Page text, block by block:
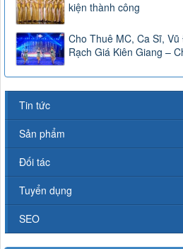
kiện thành công
Cho Thuê MC, Ca Sĩ,
Rạch Giá Kiên Giang –
Tin tức
Sản phẩm
Đối tác
Tuyển dụng
SEO